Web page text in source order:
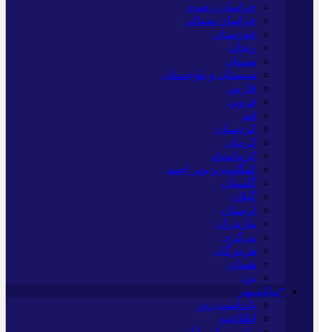
خراسان رضوی
خراسان شمالی
خوزستان
زنجان
سمنان
سیستان و بلوچستان
فارس
قزوین
قم
کردستان
کرمان
کرمانشاه
کهگلویه و بویر احمد
گلستان
گیلان
لرستان
مازندران
مرکزی
هرمزگان
همدان
یزد
*ماناسپهر
یادداشت روز
اطلاعیه